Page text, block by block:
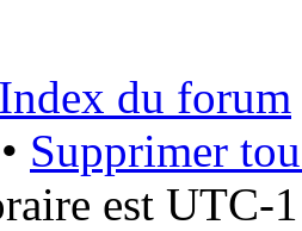
Index du forum
• Supprimer
est UTC-